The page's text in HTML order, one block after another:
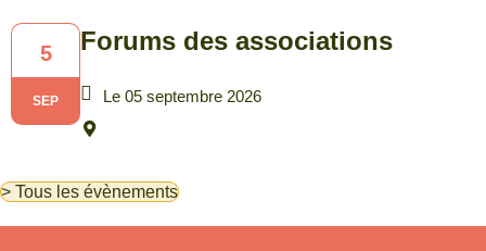
5
SEP
Forums des associations
Le 05 septembre 2026
> Tous les évènements